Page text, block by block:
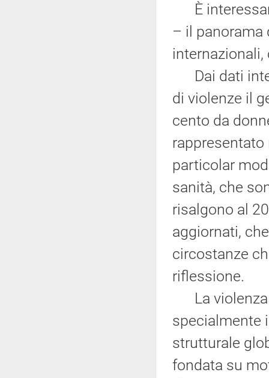
È
– il panorama
Dai dati
di violenze il
cento da
particolar
sanità, che
risalgono al
aggiornati,
circostanze
riflessione.
La violenza
specialmente
strutturale
fondata su